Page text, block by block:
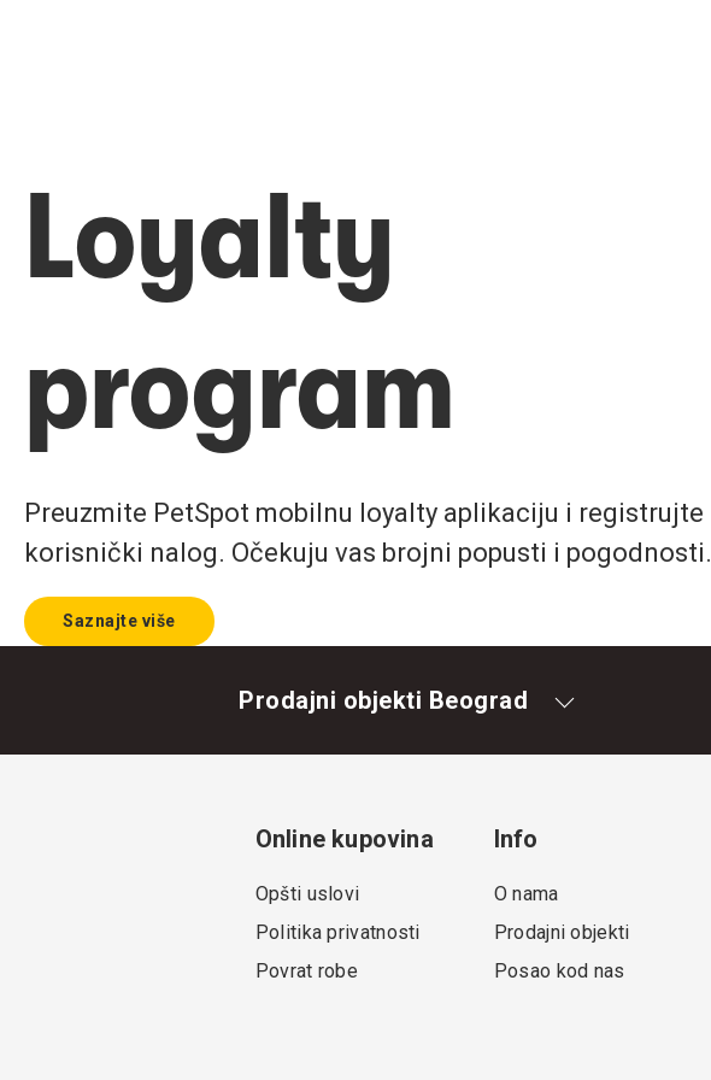
Loyalty
program
Preuzmite PetSpot mobilnu loyalty aplikaciju i registrujte
korisnički nalog. Očekuju vas brojni popusti i pogodnosti.
Saznajte više
Prodajni objekti Beograd
Online kupovina
Opšti uslovi
Politika privatnosti
Povrat robe
Info
O nama
Prodajni objekti
Posao kod nas